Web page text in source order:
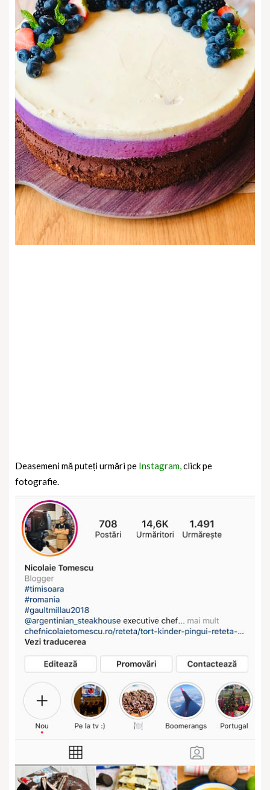
Deasemeni mă puteți urmări pe Instagram,click pe
fotografie.